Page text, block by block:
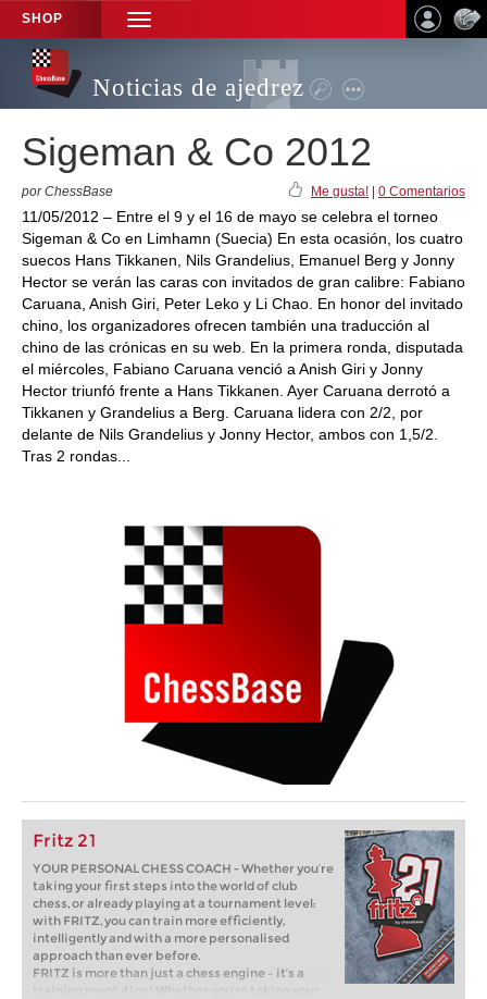
SHOP
TOGGLE
NAVIGATION
Noticias de ajedrez
Sigeman & Co 2012
por ChessBase Me gusta! 0 Comentarios
11/05/2012 – Entre el 9 y el 16 de mayo se celebra el torneo
Sigeman & Co en Limhamn (Suecia) En esta ocasión, los cuatro
suecos Hans Tikkanen, Nils Grandelius, Emanuel Berg y Jonny
Hector se verán las caras con invitados de gran calibre: Fabiano
Caruana, Anish Giri, Peter Leko y Li Chao. En honor del invitado
chino, los organizadores ofrecen también una traducción al
chino de las crónicas en su web. En la primera ronda, disputada
el miércoles, Fabiano Caruana venció a Anish Giri y Jonny
Hector triunfó frente a Hans Tikkanen. Ayer Caruana derrotó a
Tikkanen y Grandelius a Berg. Caruana lidera con 2/2, por
delante de Nils Grandelius y Jonny Hector, ambos con 1,5/2.
Tras 2 rondas...
Fritz 21
YOUR PERSONAL CHESS COACH - Whether you’re
taking your first steps into the world of club
chess, or already playing at a tournament level:
with FRITZ, you can train more efficiently,
intelligently and with a more personalised
approach than ever before.
FRITZ is more than just a chess engine – it’s a
training revolution! Whether you’re taking your